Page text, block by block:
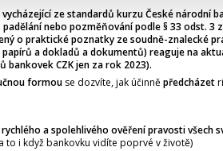
ze standardů kurzu České národní
nebo pozměňování podle § 33 odst. 3
o praktické poznatky ze soudně-znalecké
papírů a dokladů a dokumentů) reaguje na
bankovek CZK jen za rok 2023).
formou se dozvíte, jak účinněpředcházet
a spolehlivého ověření pravosti všech
to i když bankovku vidíte poprvé v životě)